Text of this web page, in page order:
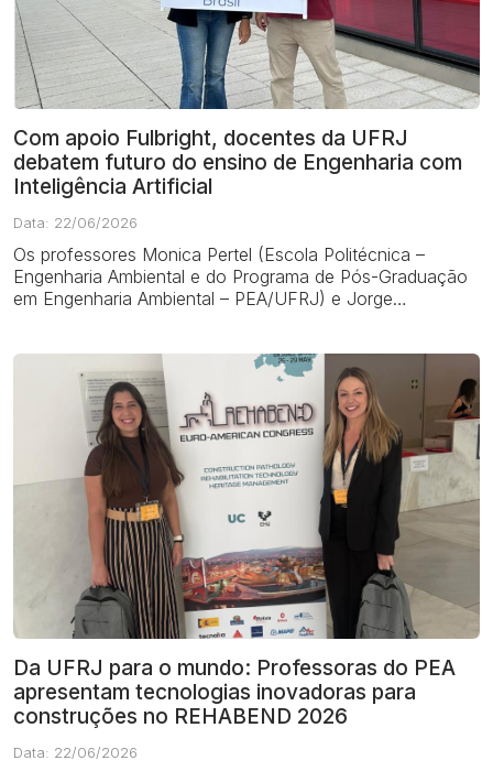
Com apoio Fulbright, docentes da UFRJ
debatem futuro do ensino de Engenharia com
Inteligência Artificial
Data: 22/06/2026
Os professores Monica Pertel (Escola Politécnica –
Engenharia Ambiental e do Programa de Pós-Graduação
em Engenharia Ambiental – PEA/UFRJ) e Jorge
Da UFRJ para o mundo: Professoras do PEA
apresentam tecnologias inovadoras para
construções no REHABEND 2026
Data: 22/06/2026